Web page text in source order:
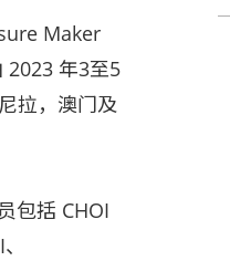
Maker
2023 年3至5
拉，澳门及
包括 CHOI